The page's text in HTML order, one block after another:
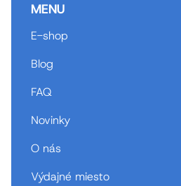
MENU
E-shop
Blog
FAQ
Novinky
O nás
Výdajné miesto